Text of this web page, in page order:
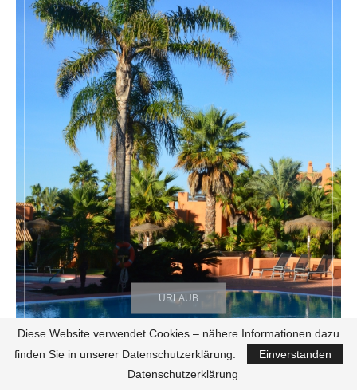
URLAUB
Diese Website verwendet Cookies – nähere Informationen dazu
finden Sie in unserer Datenschutzerklärung.
Einverstanden
Datenschutzerklärung